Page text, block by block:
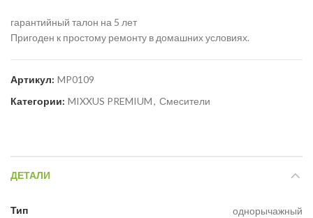
гарантийный талон на 5 лет
Пригоден к простому ремонту в домашних условиях.
Артикул: MP0109
Категории: MIXXUS PREMIUM, Смесители
ДЕТАЛИ
Тип однорычажный